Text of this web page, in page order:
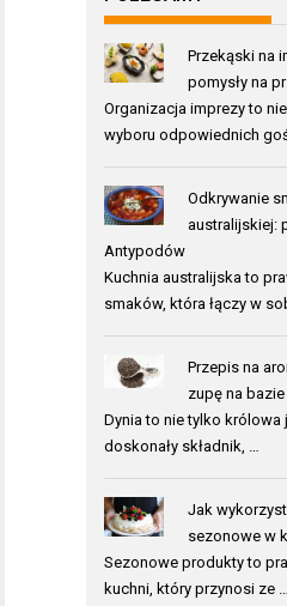
Przekąski na
pomysły na
Organizacja imprezy to
wyboru odpowiednich
Odkrywanie
australijskiej:
Antypodów
Kuchnia australijska to
smaków, która łączy w
Przepis na
zupę na
Dynia to nie tylko królowa
doskonały składnik, …
Jak
sezonowe w
Sezonowe produkty to
kuchni, który przynosi ze …